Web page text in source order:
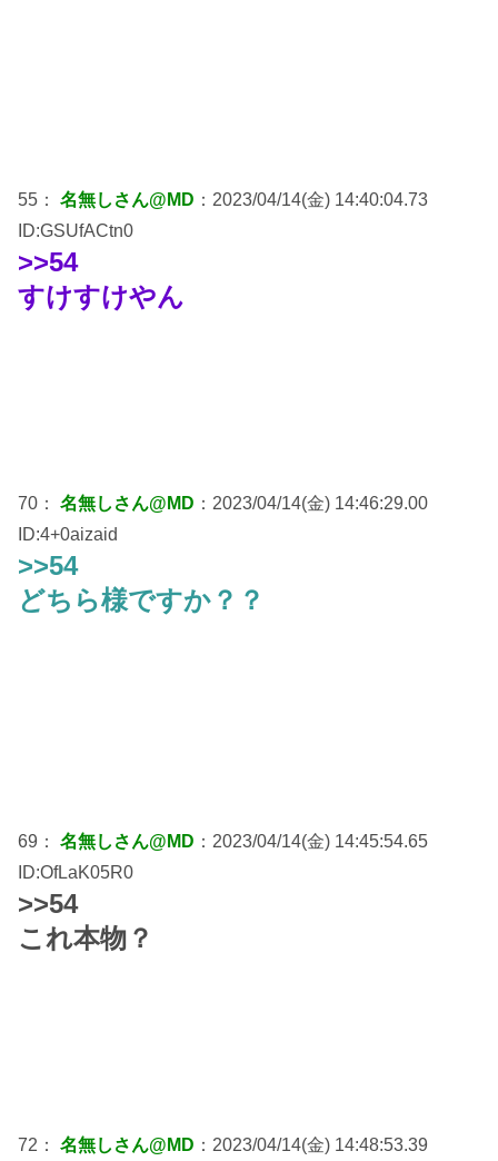
55： 名無しさん@MD ：2023/04/14(金) 14:40:04.73
ID:GSUfACtn0
>>54
すけすけやん
70： 名無しさん@MD ：2023/04/14(金) 14:46:29.00
ID:4+0aizaid
>>54
どちら様ですか？？
69： 名無しさん@MD ：2023/04/14(金) 14:45:54.65
ID:OfLaK05R0
>>54
これ本物？
72： 名無しさん@MD ：2023/04/14(金) 14:48:53.39